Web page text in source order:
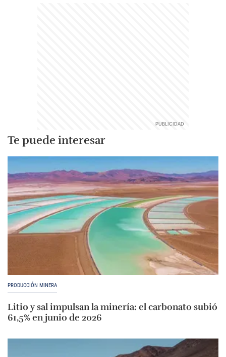
Te puede interesar
PRODUCCIÓN MINERA
Litio y sal impulsan la minería: el carbonato subió
61,5% en junio de 2026